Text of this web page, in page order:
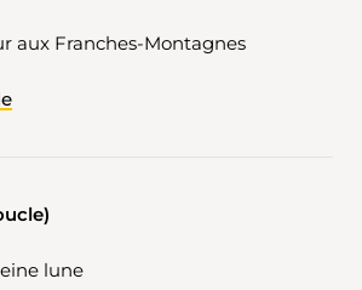
aux Franches-Montagnes
lune